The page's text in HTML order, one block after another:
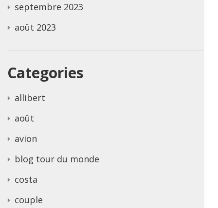
septembre 2023
août 2023
Categories
allibert
août
avion
blog tour du monde
costa
couple